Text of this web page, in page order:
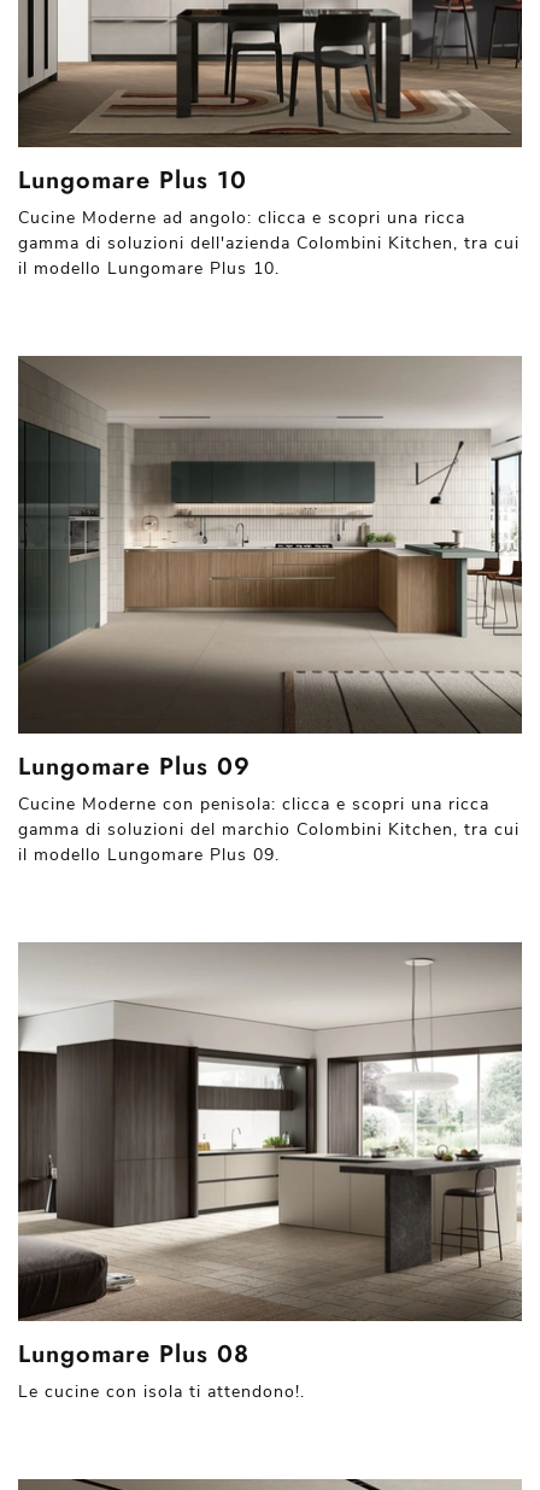
Lungomare Plus 10
Cucine Moderne ad angolo: clicca e scopri una ricca
gamma di soluzioni dell'azienda Colombini Kitchen, tra cui
il modello Lungomare Plus 10.
Lungomare Plus 09
Cucine Moderne con penisola: clicca e scopri una ricca
gamma di soluzioni del marchio Colombini Kitchen, tra cui
il modello Lungomare Plus 09.
Lungomare Plus 08
Le cucine con isola ti attendono!.